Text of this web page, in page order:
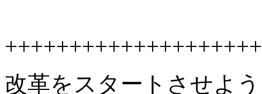
改革をスタートさせよ